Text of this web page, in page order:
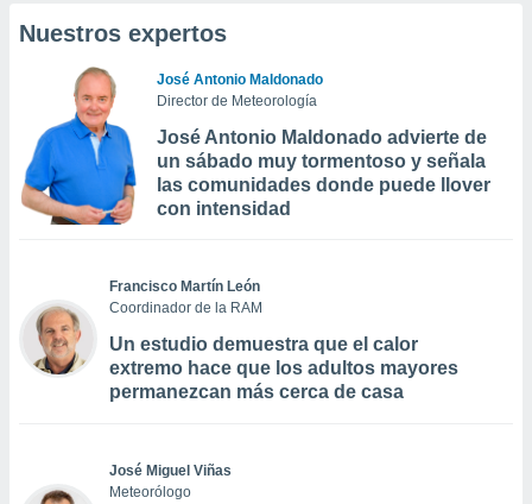
Nuestros expertos
José Antonio Maldonado
Director de Meteorología
José Antonio Maldonado advierte de
un sábado muy tormentoso y señala
las comunidades donde puede llover
con intensidad
Francisco Martín León
Coordinador de la RAM
Un estudio demuestra que el calor
extremo hace que los adultos mayores
permanezcan más cerca de casa
José Miguel Viñas
Meteorólogo